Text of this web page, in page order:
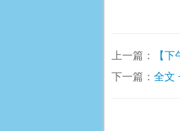
上一篇：
【
下一篇： 全文